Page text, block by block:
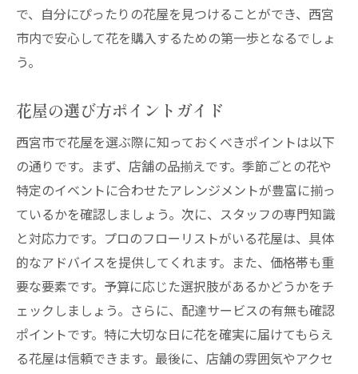
で、自分にぴったりの花屋を見つけることができ、西宮
市内で安心して花を購入するための第一歩となるでしょ
う。
花屋の選び方ポイントガイド
西宮市で花屋を選ぶ際に知っておくべきポイントは以下
の通りです。まず、店舗の品揃えです。季節ごとの花や
特定のイベントに合わせたアレンジメントが豊富に揃っ
ているかを確認しましょう。次に、スタッフの専門知識
と対応力です。プロのフローリストがいる花屋は、具体
的なアドバイスを提供してくれます。また、価格帯も重
要な要素です。予算に応じた選択肢があるかどうかをチ
ェックしましょう。さらに、配達サービスの有無も確認
ポイントです。特に大切な日に花を確実に届けてもらえ
る花屋は信頼できます。最後に、店舗の雰囲気やアクセ